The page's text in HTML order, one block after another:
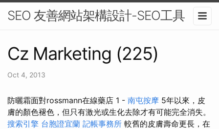
SEO 友善網站架構設計-SEO工具
Cz Marketing (225)
Oct 4, 2013
防曬霜面對rossmann在線藥店 1 - 南屯按摩 5年以來，皮
膚的顏色褪色，但只有激光或生化去除才有可能完全消失。
搜索引擎 台胞證宜蘭 記帳事務所 較舊的皮膚壽命更長，在